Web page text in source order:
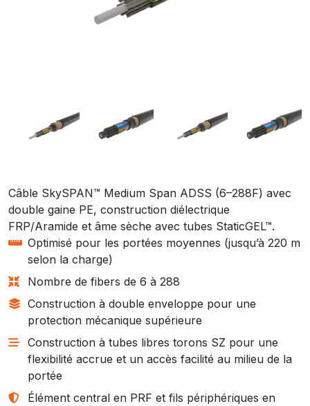
Câble SkySPAN™ Medium Span ADSS (6–288F) avec
double gaine PE, construction diélectrique
FRP/Aramide et âme sèche avec tubes StaticGEL™.
Optimisé pour les portées moyennes (jusqu’à 220 m
selon la charge)
Nombre de fibers de 6 à 288
Construction à double enveloppe pour une
protection mécanique supérieure
Construction à tubes libres torons SZ pour une
flexibilité accrue et un accès facilité au milieu de la
portée
Élément central en PRF et fils périphériques en